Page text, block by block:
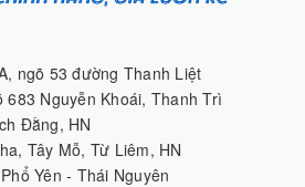
ngõ 53 đường Thanh Liệt
683 Nguyễn Khoái, Thanh Trì
Đằng, HN
Tây Mỗ, Từ Liêm, HN
Yên - Thái Nguyên